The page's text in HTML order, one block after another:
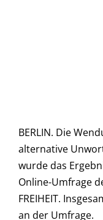
BERLIN. Die
alternative
wurde das
Online-Umfrage
FREIHEIT.
an der Umfrage.